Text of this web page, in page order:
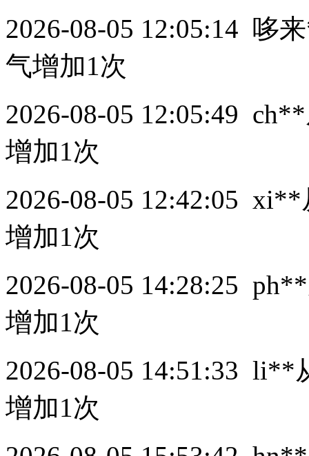
2026-08-05 12:05:14 哆
气增加1次
2026-08-05 12:05:49 ch**
增加1次
2026-08-05 12:42:05 xi**
增加1次
2026-08-05 14:28:25 ph**
增加1次
2026-08-05 14:51:33 li**
增加1次